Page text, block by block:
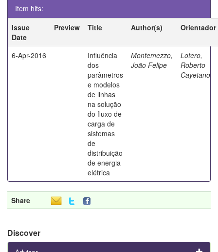
Item hits:
Issue
Date
Preview Title Author(s) Orientador
6-Apr-2016
Influência
dos
parâmetros
e modelos
de linhas
na solução
do fluxo de
carga de
sistemas
de
distribuição
de energia
elétrica
Montemezzo,
João Felipe
Lotero,
Roberto
Cayetano
Share
Discover